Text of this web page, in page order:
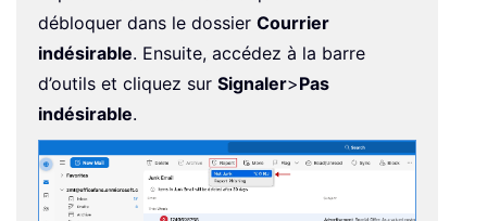
débloquer dans le dossier Courrier
indésirable. Ensuite, accédez à la barre
d’outils et cliquez sur Signaler>Pas
indésirable.